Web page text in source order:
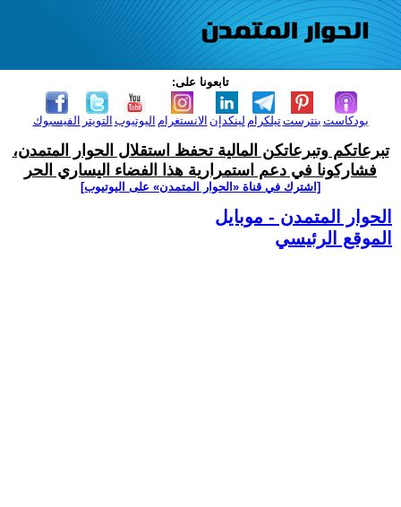
تابعونا على:
الفيسبوك التويتر اليوتيوب الانستغرام لينكدإن تيلكرامبنترست بودكاست
تبرعاتكم وتبرعاتكن المالية تحفظ استقلال الحوار المتمدن،
فشاركونا في دعم استمرارية هذا الفضاء اليساري الحر
[اشترك في قناة ‫«الحوار المتمدن» على اليوتيوب]
الحوار المتمدن - موبايل
الموقع الرئيسي